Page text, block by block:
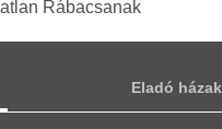
Rábacsanak
Eladó házak